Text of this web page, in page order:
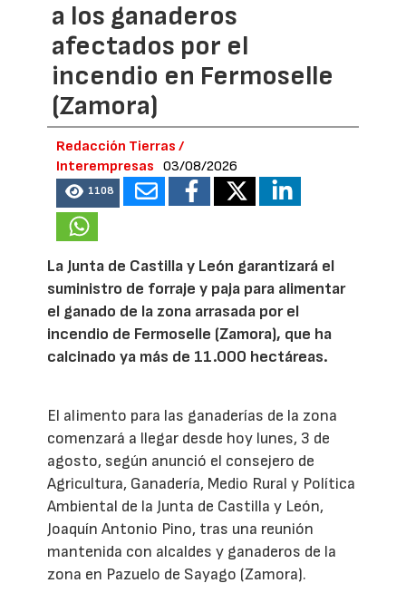
a los ganaderos
afectados por el
incendio en Fermoselle
(Zamora)
Redacción Tierras /
Interempresas
03/08/2026
1108
La Junta de Castilla y León garantizará el
suministro de forraje y paja para alimentar
el ganado de la zona arrasada por el
incendio de Fermoselle (Zamora), que ha
calcinado ya más de 11.000 hectáreas.
El alimento para las ganaderías de la zona
comenzará a llegar desde hoy lunes, 3 de
agosto, según anunció el consejero de
Agricultura, Ganadería, Medio Rural y Política
Ambiental de la Junta de Castilla y León,
Joaquín Antonio Pino, tras una reunión
mantenida con alcaldes y ganaderos de la
zona en Pazuelo de Sayago (Zamora).